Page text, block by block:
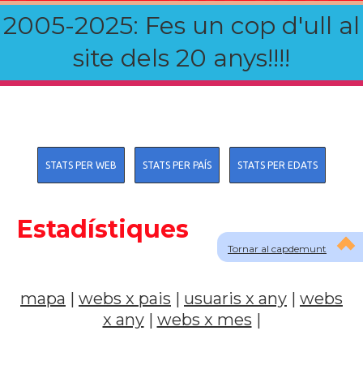
2005-2025: Fes un cop d'ull al
site dels 20 anys!!!!
Tornar al capdemunt
STATS PER WEB STATS PER PAÍS STATS PER EDATS
Estadístiques
mapa | webs x pais | usuaris x any | webs
x any| webs x mes |